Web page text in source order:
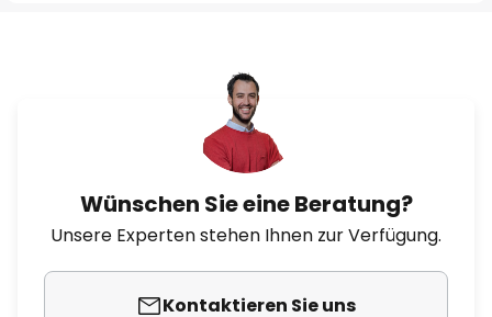
Wünschen Sie eine Beratung?
Unsere Experten stehen Ihnen zur Verfügung.
Kontaktieren Sie uns